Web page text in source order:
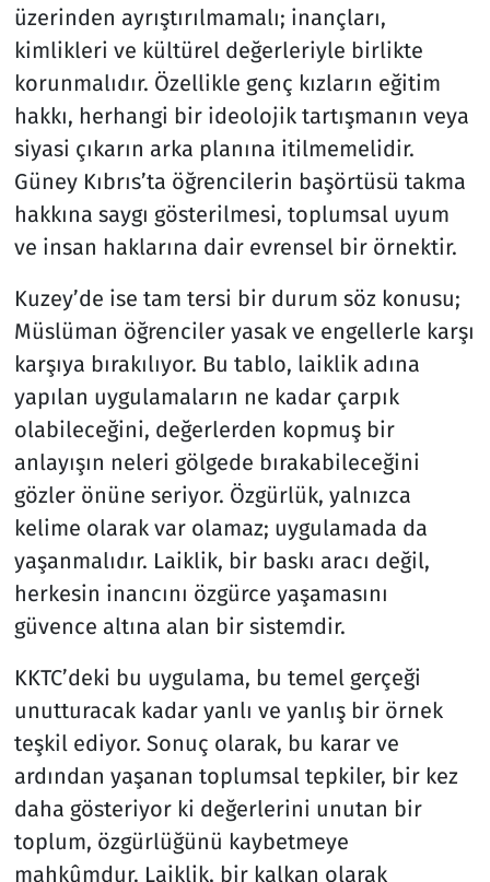
üzerinden ayrıştırılmamalı; inançları,
kimlikleri ve kültürel değerleriyle birlikte
korunmalıdır. Özellikle genç kızların eğitim
hakkı, herhangi bir ideolojik tartışmanın veya
siyasi çıkarın arka planına itilmemelidir.
Güney Kıbrıs’ta öğrencilerin başörtüsü takma
hakkına saygı gösterilmesi, toplumsal uyum
ve insan haklarına dair evrensel bir örnektir.
Kuzey’de ise tam tersi bir durum söz konusu;
Müslüman öğrenciler yasak ve engellerle karşı
karşıya bırakılıyor. Bu tablo, laiklik adına
yapılan uygulamaların ne kadar çarpık
olabileceğini, değerlerden kopmuş bir
anlayışın neleri gölgede bırakabileceğini
gözler önüne seriyor. Özgürlük, yalnızca
kelime olarak var olamaz; uygulamada da
yaşanmalıdır. Laiklik, bir baskı aracı değil,
herkesin inancını özgürce yaşamasını
güvence altına alan bir sistemdir.
KKTC’deki bu uygulama, bu temel gerçeği
unutturacak kadar yanlı ve yanlış bir örnek
teşkil ediyor. Sonuç olarak, bu karar ve
ardından yaşanan toplumsal tepkiler, bir kez
daha gösteriyor ki değerlerini unutan bir
toplum, özgürlüğünü kaybetmeye
mahkûmdur. Laiklik, bir kalkan olarak